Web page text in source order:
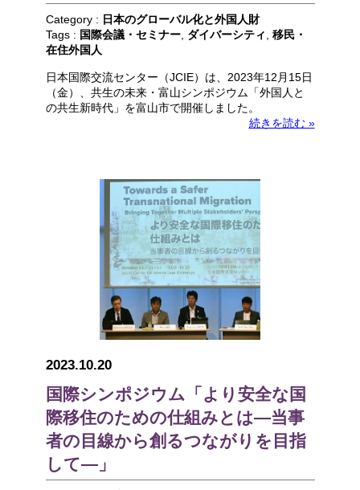
Category : 日本のグローバル化と外国人財
Tags : 国際会議・セミナー, ダイバーシティ
移民・
在住外国人
日本国際交流センター（JCIE）は、2023年12月15日
（金）、共生の未来・富山シンポジウム「外国人と
の共生新時代」を富山市で開催しました。
続きを読む »
2023.10.20
国際シンポジウム「より安全な国
際移住のための仕組みとは―当事
者の目線から創るつながりを目指
して―」